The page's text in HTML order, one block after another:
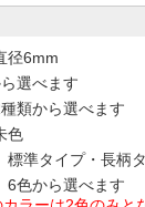
径6mm
選べます
類から選べます
色
標準タイプ・長柄
6色から選べます